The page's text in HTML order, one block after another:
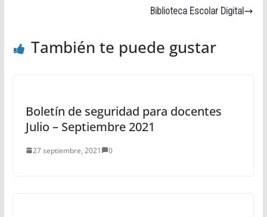
Biblioteca Escolar Digital
También te puede gustar
Boletín de seguridad para docentes
Julio – Septiembre 2021
27 septiembre, 2021 0